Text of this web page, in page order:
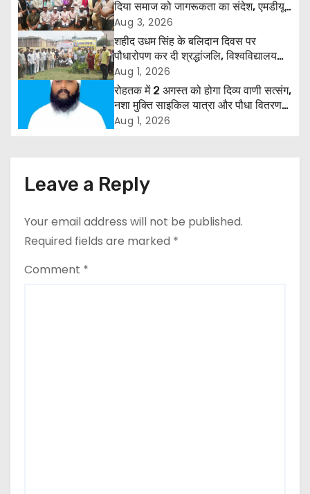
a
v
i
g
o
दिया समाज को जागरूकता का संदेश, एमडीयू
रोहतक में हजारों लोगों ने लिया संकल्प
Aug 3, 2026
शहीद उधम सिंह के बलिदान दिवस पर
पौधारोपण कर दी श्रद्धांजलि, विश्वविद्यालय
और राजपत्रित अवकाश बहाल करने की उठी
मांग
Aug 1, 2026
रोहतक में 2 अगस्त को होगा दिव्य वाणी सत्संग,
नशा मुक्ति साइकिल यात्रा और पौधा वितरण
कार्यक्रम
Aug 1, 2026
Leave a Reply
Your email address will not be published.
Required fields are marked *
Comment *